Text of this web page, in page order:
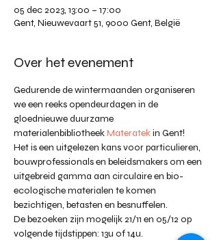
05 dec 2023, 13:00 – 17:00
Gent, Nieuwevaart 51, 9000 Gent, België
Over het evenement
Gedurende de wintermaanden organiseren
we een reeks opendeurdagen in de
gloednieuwe duurzame
materialenbibliotheek Materatek in Gent!
Het is een uitgelezen kans voor particulieren,
bouwprofessionals en beleidsmakers om een
uitgebreid gamma aan circulaire en bio-
ecologische materialen te komen
bezichtigen, betasten en besnuffelen.
De bezoeken zijn mogelijk 21/11 en 05/12 op
volgende tijdstippen: 13u of 14u.